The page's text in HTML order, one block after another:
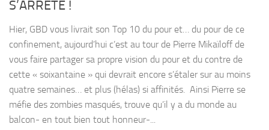
S’ARRÊTE !
Hier, GBD vous livrait son Top 10 du pour et… du pour de ce
confinement, aujourd’hui c’est au tour de Pierre Mikaïloff de
vous faire partager sa propre vision du pour et du contre de
cette « soixantaine » qui devrait encore s’étaler sur au moins
quatre semaines… et plus (hélas) si affinités. Ainsi Pierre se
méfie des zombies masqués, trouve qu’il y a du monde au
balcon- en tout bien tout honneur-...